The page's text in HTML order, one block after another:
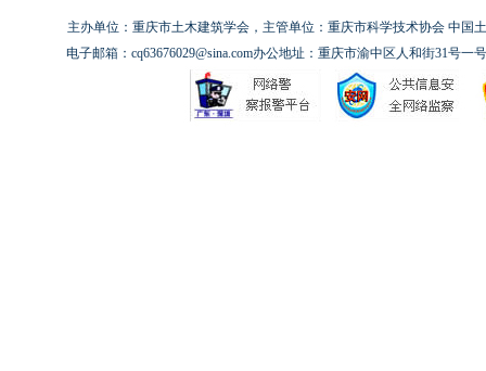
主办单位：重庆市土木建筑学会，主管单位：重庆市科学技术协会 中国
电子邮箱：cq63676029@sina.com办公地址：重庆市渝中区人和街31号一